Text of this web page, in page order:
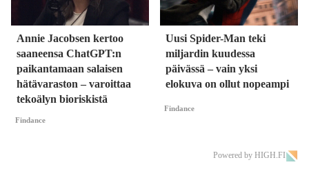
Annie Jacobsen kertoo
saaneensa ChatGPT:n
paikantamaan salaisen
hätävaraston – varoittaa
tekoälyn bioriskistä
Findance
Uusi Spider-Man teki
miljardin kuudessa
päivässä – vain yksi
elokuva on ollut nopeampi
Findance
Powered by HIGH.FI